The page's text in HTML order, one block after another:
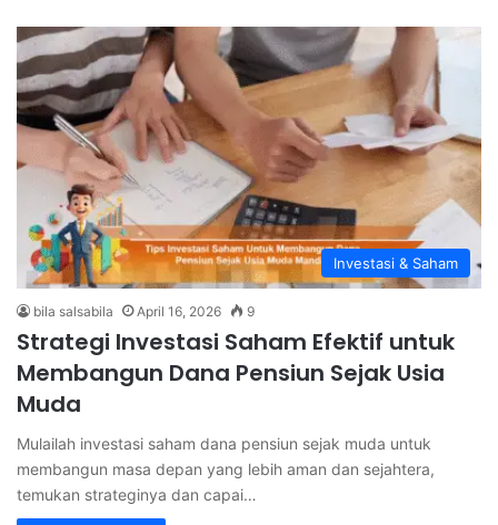
Investasi & Saham
bila salsabila April 16, 2026 9
Strategi Investasi Saham Efektif untuk
Membangun Dana Pensiun Sejak Usia
Muda
Mulailah investasi saham dana pensiun sejak muda untuk
membangun masa depan yang lebih aman dan sejahtera,
temukan strateginya dan capai…